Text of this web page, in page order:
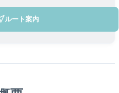
ルート案内
(新しいタブで開きます)